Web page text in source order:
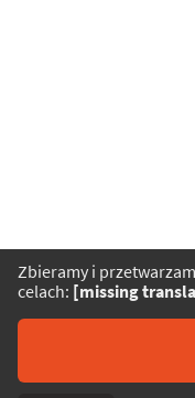
Zbieramy i
celach: [missing